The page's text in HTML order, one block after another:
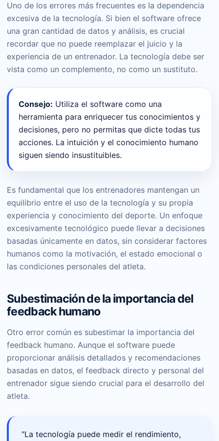
Uno de los errores más frecuentes es la dependencia
excesiva de la tecnología. Si bien el software ofrece
una gran cantidad de datos y análisis, es crucial
recordar que no puede reemplazar el juicio y la
experiencia de un entrenador. La tecnología debe ser
vista como un complemento, no como un sustituto.
Consejo: Utiliza el software como una
herramienta para enriquecer tus conocimientos y
decisiones, pero no permitas que dicte todas tus
acciones. La intuición y el conocimiento humano
siguen siendo insustituibles.
Es fundamental que los entrenadores mantengan un
equilibrio entre el uso de la tecnología y su propia
experiencia y conocimiento del deporte. Un enfoque
excesivamente tecnológico puede llevar a decisiones
basadas únicamente en datos, sin considerar factores
humanos como la motivación, el estado emocional o
las condiciones personales del atleta.
Subestimación de la importancia del
feedback humano
Otro error común es subestimar la importancia del
feedback humano. Aunque el software puede
proporcionar análisis detallados y recomendaciones
basadas en datos, el feedback directo y personal del
entrenador sigue siendo crucial para el desarrollo del
atleta.
"La tecnología puede medir el rendimiento,